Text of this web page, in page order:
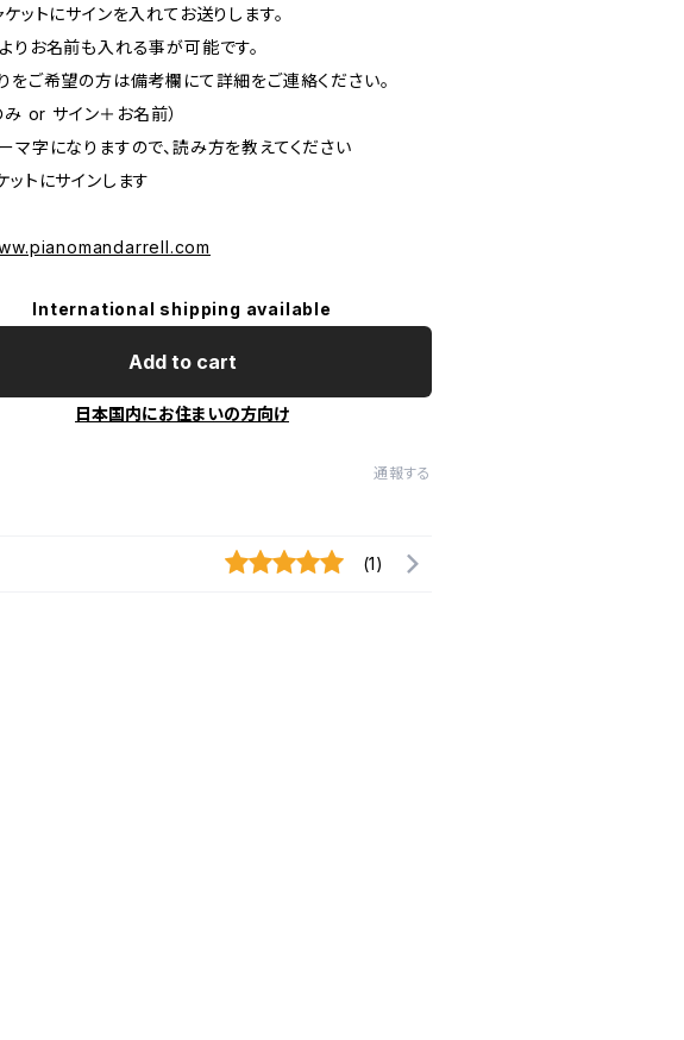
ットにサインを入れてお送りします。
りお名前も入れる事が可能です。
をご希望の方は備考欄にて詳細をご連絡ください。
み or サイン＋お名前）
マ字になりますので、読み方を教えてください
ットにサインします
International shipping available
Add to cart
日本国内にお住まいの方向け
通報する
(1)